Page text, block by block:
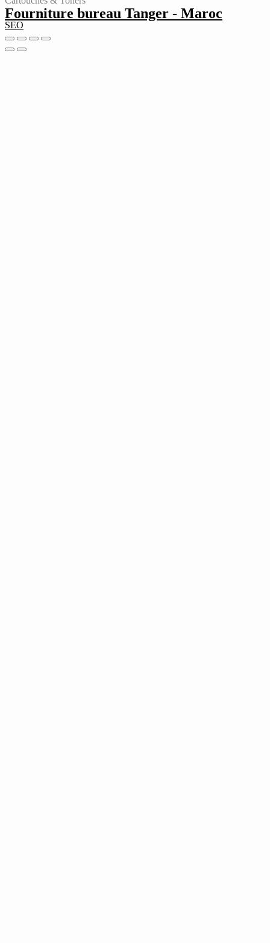
Fourniture bureau Tanger - Maroc
SEO